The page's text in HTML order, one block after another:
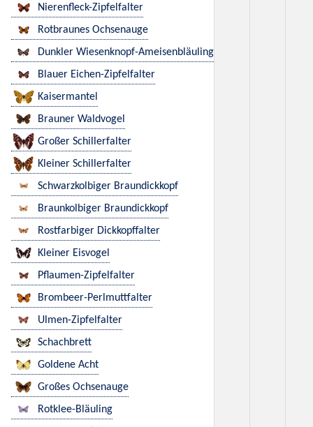
Nierenfleck-Zipfelfalter
Rotbraunes Ochsenauge
Dunkler Wiesenknopf-Ameisenbläuling
Blauer Eichen-Zipfelfalter
Kaisermantel
Brauner Waldvogel
Großer Schillerfalter
Kleiner Schillerfalter
Schwarzkolbiger Braundickkopf
Braunkolbiger Braundickkopf
Rostfarbiger Dickkopffalter
Kleiner Eisvogel
Pflaumen-Zipfelfalter
Brombeer-Perlmuttfalter
Ulmen-Zipfelfalter
Schachbrett
Goldene Acht
Großes Ochsenauge
Rotklee-Bläuling